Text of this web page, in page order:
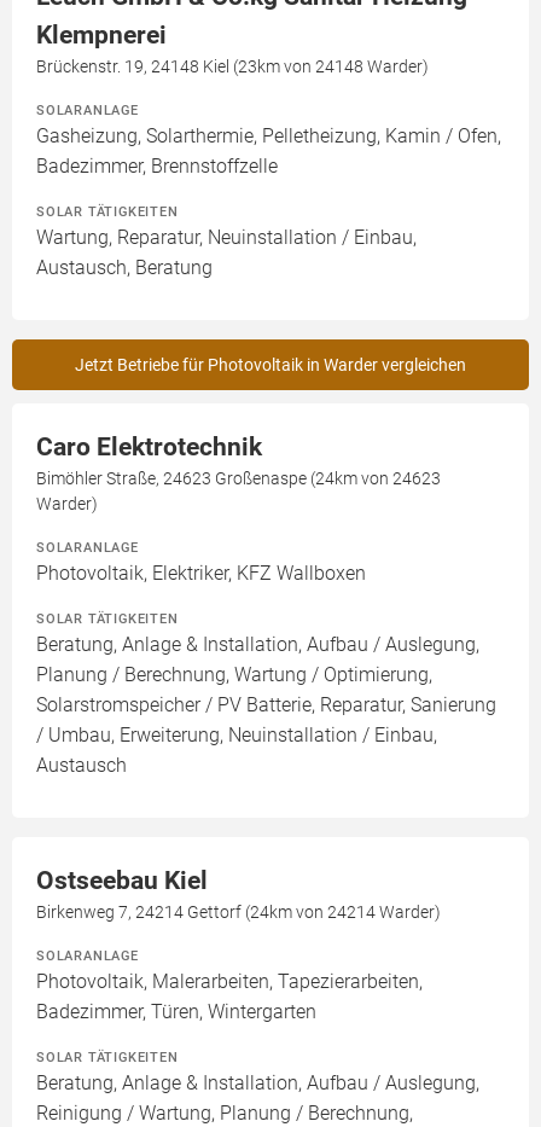
Klempnerei
Brückenstr. 19, 24148 Kiel (23km von 24148 Warder)
SOLARANLAGE
Gasheizung, Solarthermie, Pelletheizung, Kamin / Ofen,
Badezimmer, Brennstoffzelle
SOLAR TÄTIGKEITEN
Wartung, Reparatur, Neuinstallation / Einbau,
Austausch, Beratung
Jetzt Betriebe für Photovoltaik in Warder vergleichen
Caro Elektrotechnik
Bimöhler Straße, 24623 Großenaspe (24km von 24623
Warder)
SOLARANLAGE
Photovoltaik, Elektriker, KFZ Wallboxen
SOLAR TÄTIGKEITEN
Beratung, Anlage & Installation, Aufbau / Auslegung,
Planung / Berechnung, Wartung / Optimierung,
Solarstromspeicher / PV Batterie, Reparatur, Sanierung
/ Umbau, Erweiterung, Neuinstallation / Einbau,
Austausch
Ostseebau Kiel
Birkenweg 7, 24214 Gettorf (24km von 24214 Warder)
SOLARANLAGE
Photovoltaik, Malerarbeiten, Tapezierarbeiten,
Badezimmer, Türen, Wintergarten
SOLAR TÄTIGKEITEN
Beratung, Anlage & Installation, Aufbau / Auslegung,
Reinigung / Wartung, Planung / Berechnung,